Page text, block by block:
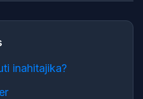
inahitajika?